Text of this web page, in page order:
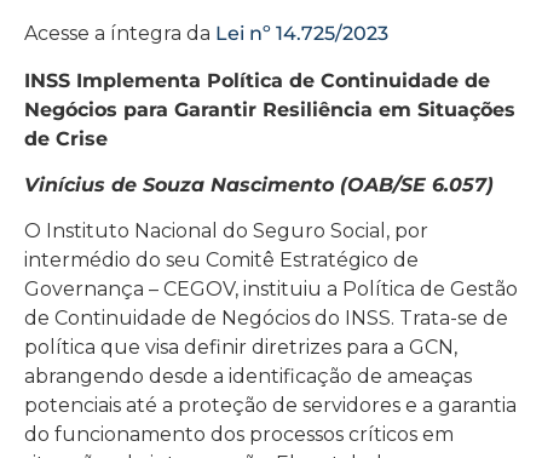
Acesse a íntegra da Lei nº 14.725/2023
INSS Implementa Política de Continuidade de
Negócios para Garantir Resiliência em Situações
de Crise
Vinícius de Souza Nascimento (OAB/SE 6.057)
O Instituto Nacional do Seguro Social, por
intermédio do seu Comitê Estratégico de
Governança – CEGOV, instituiu a Política de Gestão
de Continuidade de Negócios do INSS. Trata-se de
política que visa definir diretrizes para a GCN,
abrangendo desde a identificação de ameaças
potenciais até a proteção de servidores e a garantia
do funcionamento dos processos críticos em